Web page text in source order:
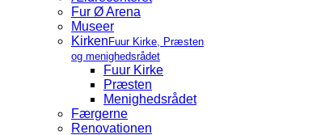
Fur Ø Arena
Museer
Kirken Fuur Kirke, Præsten
og menighedsrådet
Fuur Kirke
Præsten
Menighedsrådet
Færgerne
Renovationen